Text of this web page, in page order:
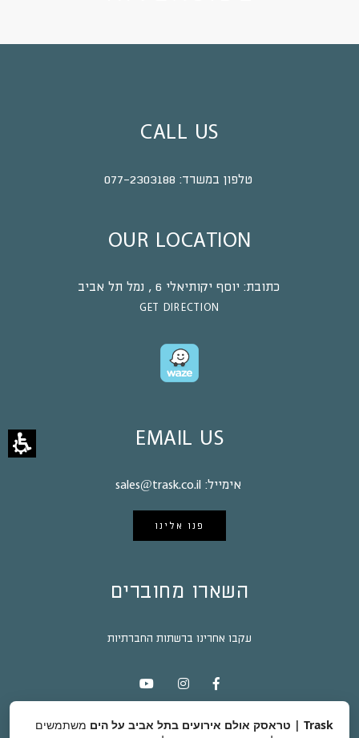
CALL US
טלפון במשרד: 077-2303188
OUR LOCATION
כתובת: יוסף יקותיאלי 6 , נמל תל אביב
GET DIRECTION
EMAIL US
אימייל: sales@trask.co.il
פנו אלינו
השארו מחוברים
עקבו אחרינו ברשתות החברתיות
Trask | טראסק אולם אירועים בתל אביב על הים
משתמשים